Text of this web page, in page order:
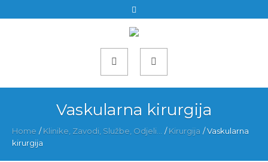
Vaskularna kirurgija
Home /Klinike, Zavodi, Službe, Odjeli... /Kirurgija /Vaskularna
kirurgija